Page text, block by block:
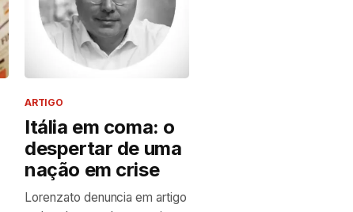
ARTIGO
Itália em coma: o
despertar de uma
nação em crise
Lorenzato denuncia em artigo